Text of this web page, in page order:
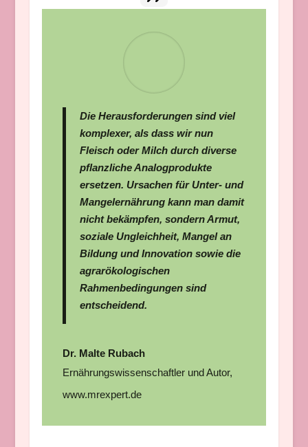
Die Herausforderungen sind viel
komplexer, als dass wir nun
Fleisch oder Milch durch diverse
pflanzliche Analogprodukte
ersetzen. Ursachen für Unter- und
Mangelernährung kann man damit
nicht bekämpfen, sondern Armut,
soziale Ungleichheit, Mangel an
Bildung und Innovation sowie die
agrarökologischen
Rahmenbedingungen sind
entscheidend.
Dr. Malte Rubach
Ernährungswissenschaftler und Autor,
www.mrexpert.de